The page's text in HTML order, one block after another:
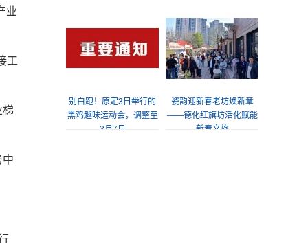
业
工
梯
中
别白跑！原定3日举行的
黑鸡趣味运动会，调整至
3月7日
瓷韵迎新春老坊焕新章
——德化红旗坊活化赋能
新春文旅